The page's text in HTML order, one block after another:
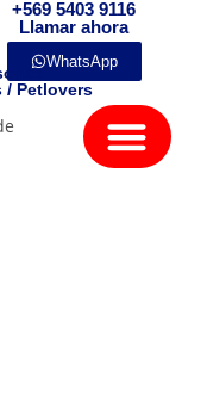
+569 5403 9116
Llamar ahora
WhatsApp
/ Petlovers